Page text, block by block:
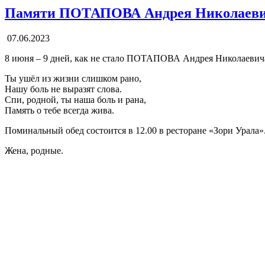
Памяти ПОТАПОВА Андрея
07.06.2023
8 июня – 9 дней, как не стало ПОТАПОВА Андрея
Ты ушёл из жизни слишком рано,
Нашу боль не выразят слова.
Спи, родной, ты наша боль и рана,
Память о тебе всегда жива.
Поминальный обед состоится в 12.00 в ресторане «Зори Урала».
Жена, родные.